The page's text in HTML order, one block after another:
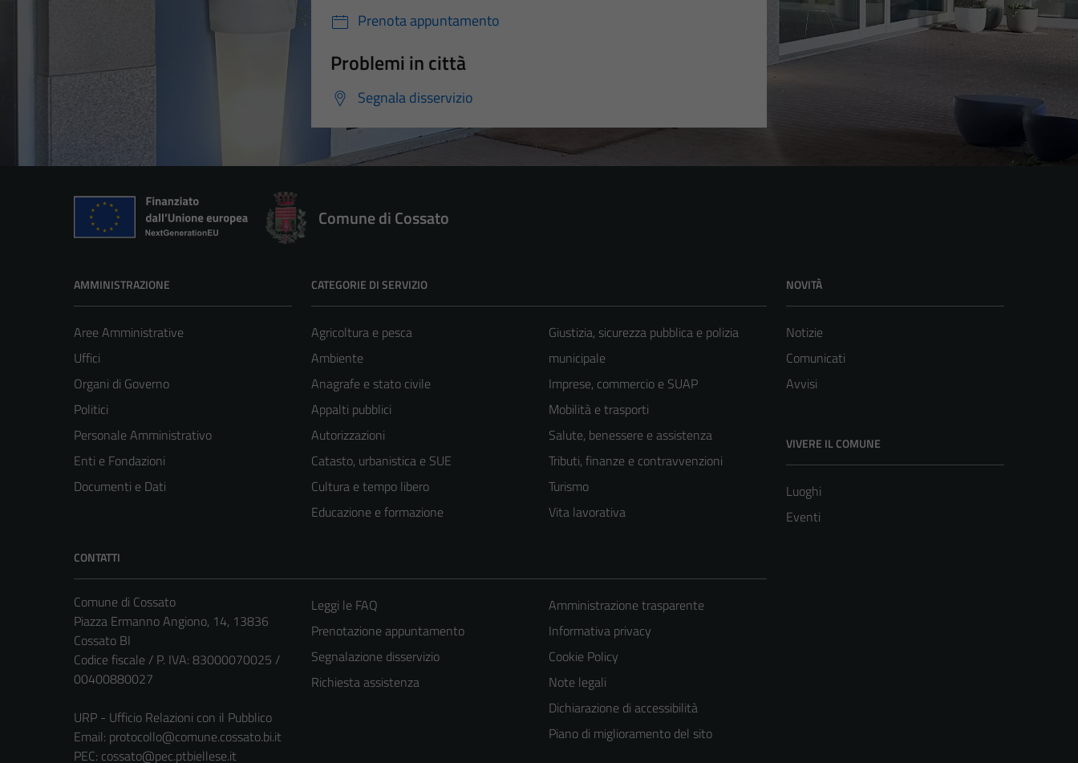
Prenota appuntamento
Problemi in città
Segnala disservizio
Comune di Cossato
AMMINISTRAZIONE
Aree Amministrative
Uffici
Organi di Governo
Politici
Personale Amministrativo
Enti e Fondazioni
Documenti e Dati
CATEGORIE DI SERVIZIO
Agricoltura e pesca
Ambiente
Anagrafe e stato civile
Appalti pubblici
Autorizzazioni
Catasto, urbanistica e SUE
Cultura e tempo libero
Educazione e formazione
Giustizia, sicurezza pubblica e polizia
municipale
Imprese, commercio e SUAP
Mobilità e trasporti
Salute, benessere e assistenza
Tributi, finanze e contravvenzioni
Turismo
Vita lavorativa
NOVITÀ
Notizie
Comunicati
Avvisi
VIVERE IL COMUNE
Luoghi
Eventi
CONTATTI
Comune di Cossato
Piazza Ermanno Angiono, 14, 13836
Cossato BI
Codice fiscale / P. IVA: 83000070025 /
00400880027
URP - Ufficio Relazioni con il Pubblico
Email: protocollo@comune.cossato.bi.it
PEC: cossato@pec.ptbiellese.it
Leggi le FAQ
Prenotazione appuntamento
Segnalazione disservizio
Richiesta assistenza
Amministrazione trasparente
Informativa privacy
Cookie Policy
Note legali
Dichiarazione di accessibilità
Piano di miglioramento del sito